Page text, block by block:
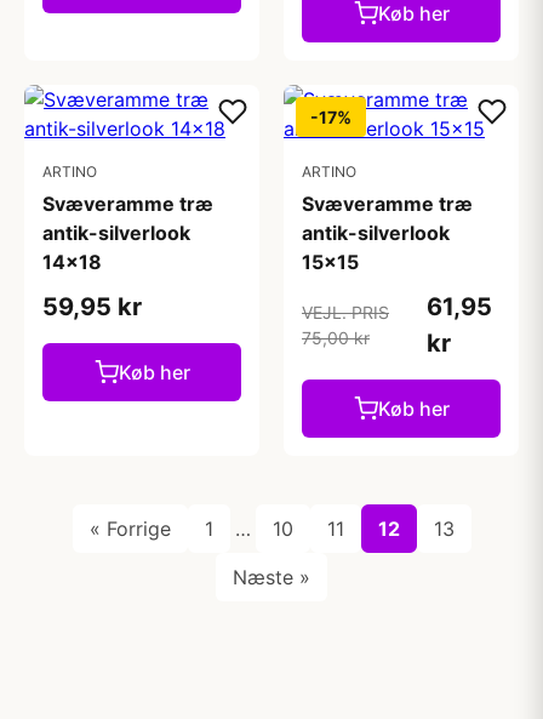
Køb her
ARTINO
Svæveramme træ
antik-silverlook
14x18
59,95 kr
Køb her
-17%
ARTINO
Svæveramme træ
antik-silverlook
15x15
VEJL. PRIS
75,00 kr
61,95
kr
Køb her
« Forrige 1 … 10 11 12
13
Næste »